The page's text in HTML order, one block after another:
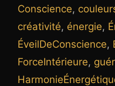
Conscience,
créativité, énergie,
ÉveilDeConscience,
ForceIntérieure,